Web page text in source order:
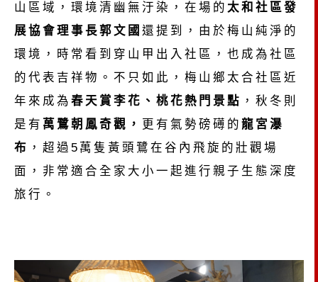
山區域，環境清幽無汙染，在場的 太和社區發
展協會理事長郭文國 還提到，由於梅山純淨的
環境，時常看到穿山甲出入社區，也成為社區
的代表吉祥物。不只如此，梅山鄉太合社區近
年來成為 春天賞李花、桃花熱門景點 ，秋冬則
是有 萬鷺朝鳳奇觀， 更有氣勢磅礡的 龍宮瀑
布 ，超過5萬隻黃頭鷺在谷內飛旋的壯觀場
面，非常適合全家大小一起進行親子生態深度
旅行。